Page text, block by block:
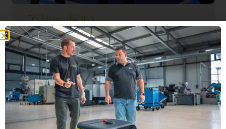
Erfolgsgeschichten
Smart Robotics und ProLog Automation
vereinbaren strategische Partnerschaft
31. März 2026
Die Unternehmen geben im Rahmen der internationalen
Fachmesse für Intralogistik-Lösungen und
Prozessmanagement LogiMAT den Start...
Mehr erfahren